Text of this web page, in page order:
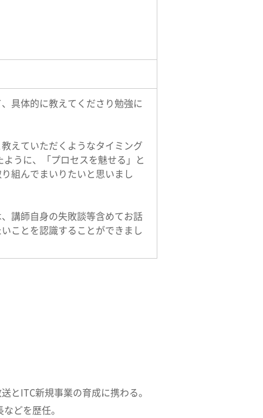
具体的に教えてくださり勉強に
えていただくようなタイミング
うに、「プロセスを魅せる」と
組んでまいりたいと思いまし
講師自身の失敗談等含めてお話
ことを認識することができまし
とITC新規事業の育成に携わる。
どを歴任。